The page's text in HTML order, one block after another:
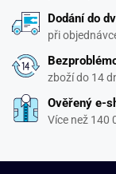
Dodání do
při
zboží do 14
Ověřený e-
Více než 140